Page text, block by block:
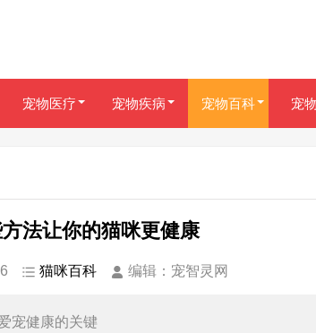
宠物医疗 宠物疾病 宠物百科 宠
法让你的猫咪更健康
猫咪百科 编辑：宠智灵网
宠健康的关键